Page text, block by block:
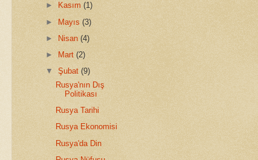
►
Kasım(1)
► Mayıs(3)
►
Nisan(4)
►
Mart(2)
▼Şubat(9)
Rusya'nın Dış
Politikası
Rusya Tarihi
Rusya Ekonomisi
Rusya'da Din